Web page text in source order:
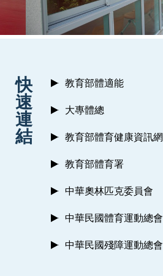
快
速
連
結
教育部體適能
大專體總
教育部體育健康資訊網
教育部體育署
中華奧林匹克委員會
中華民國體育運動總會
中華民國殘障運動總會